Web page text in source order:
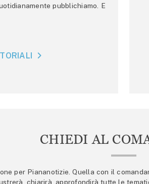
pubblichiamo. E
CHIEDI AL
per Piananotizie. Quella con il
chiarirà, approfondirà tutte le